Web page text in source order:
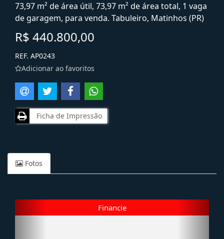
73,97 m² de área útil, 73,97 m² de área total, 1 vaga
de garagem, para venda. Tabuleiro, Matinhos (PR)
R$ 440.800,00
REF. AP0243
Adicionar ao favoritos
Ficha de Impressão
Fotos